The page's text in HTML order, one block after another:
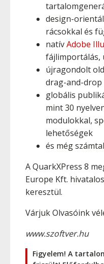
design-
rácsokkal és
natívAdobe
fájlimportálás,
újragondolt
drag-and-
globális
mint 30
modulokkal,
lehetőségek
és még
A QuarkXPress 8
Europe Kft. hivatalos
keresztül.
Várjuk Olvasóink
www.szoftver.hu
Figyelem! A